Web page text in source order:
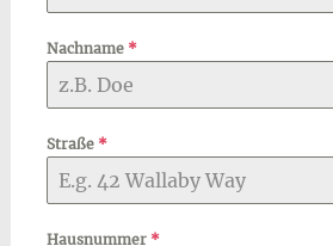
Nachname *
Straße *
Hausnummer *